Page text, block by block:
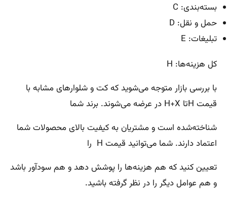
بسته‌بندی: C
حمل و نقل: D
تبلیغات: E
کل هزینه‌ها: H
با بررسی بازار متوجه می‌شوید که کت و شلوارهای مشابه با
قیمت Hتا H+X در عرضه می‌شوند. برند شما
شناخته‌شده است و مشتریان به کیفیت بالای محصولات شما
اعتماد دارند. شما می‌توانید قیمت H را
تعیین کنید که هم هزینه‌ها را پوشش دهد و هم سودآور باشد
و هم عوامل دیگر را در نظر گرفته باشید.